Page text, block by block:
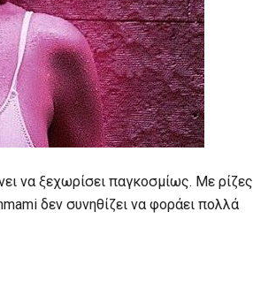
να ξεχωρίσει παγκοσμίως. Με ρίζες
δεν συνηθίζει να φοράει πολλά